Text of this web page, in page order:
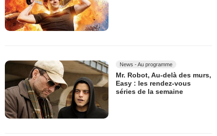
News - Au programme
Mr. Robot, Au-delà des murs,
Easy : les rendez-vous
séries de la semaine